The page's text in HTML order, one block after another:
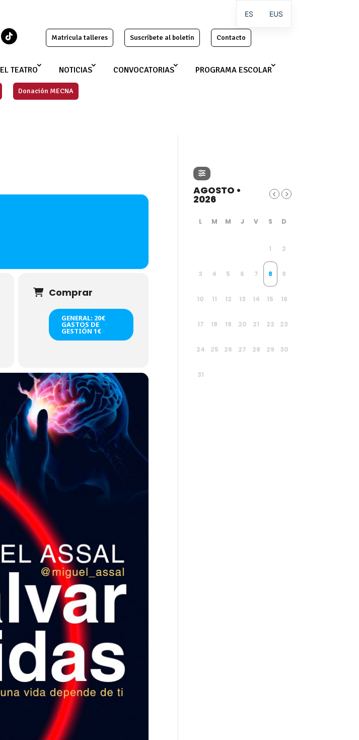
Matrícula talleres Suscríbete al boletín Contacto
EL TEATRO NOTICIAS CONVOCATORIAS PROGRAMA ESCOLAR
Donación MECNA
Comprar
GENERAL: 20€
GASTOS DE
GESTIÓN 1€
AGOSTO •
2026
1 2
3 4 5 6 7 8 9
10 11 12 13 14 15 16
17 18 19 20 21 22 23
24 25 26 27 28 29 30
31
ES EUS